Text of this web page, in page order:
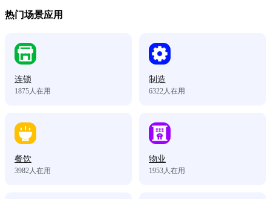
热门场景应用
连锁
1875人在用
制造
6322人在用
餐饮
3982人在用
物业
1953人在用